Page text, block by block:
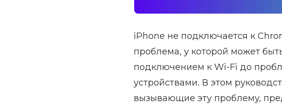
iPhone не подключается к
проблема, у которой может
подключением к Wi‑Fi до
устройствами. В этом
вызывающие эту проблему,